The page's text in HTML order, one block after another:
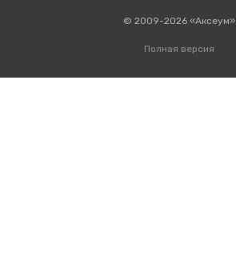
© 2009-2026 «Аксеум»
Полная версия